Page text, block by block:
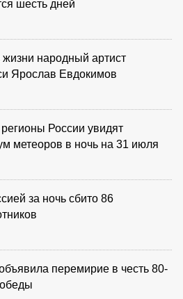
шесть дней
народный артист
Ярослав Евдокимов
России увидят
метеоров в ночь на 31 июля
за ночь сбито 86
перемирие в честь 80-